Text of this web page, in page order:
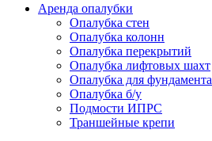
Аренда опалубки
Опалубка стен
Опалубка колонн
Опалубка перекрытий
Опалубка лифтовых шахт
Опалубка для фундамента
Опалубка б/у
Подмости ИПРС
Траншейные крепи